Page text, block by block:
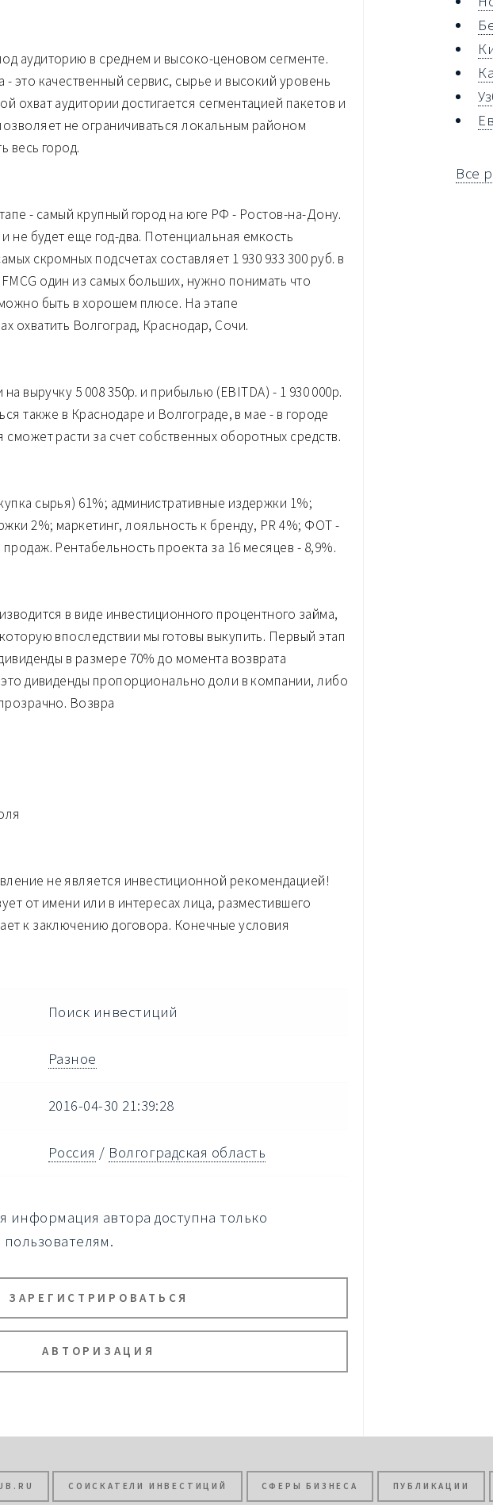
аудиторию в среднем и высоко-ценовом сегменте.
- это качественный сервис, сырье и высокий уровень
охват аудитории достигается сегментацией пакетов и
не ограничиваться локальным районом
весь город.
- самый крупный город на юге РФ - Ростов-на-Дону.
не будет еще год-два. Потенциальная емкость
скромных подсчетах составляет 1 930 933 300 руб. в
один из самых больших, нужно понимать что
быть в хорошем плюсе. На этапе
охватить Волгоград, Краснодар, Сочи.
выручку 5 008 350р. и прибылью (EBITDA) - 1 930 000р.
также в Краснодаре и Волгограде, в мае - в городе
расти за счет собственных оборотных средств.
сырья) 61%; административные издержки 1%;
2%; маркетинг, лояльность к бренду, PR 4%; ФОТ -
Рентабельность проекта за 16 месяцев - 8,9%.
в виде инвестиционного процентного займа,
впоследствии мы готовы выкупить. Первый этап
в размере 70% до момента возврата
это дивиденды пропорционально доли в компании, либо
Возвра
не является инвестиционной рекомендацией!
от имени или в интересах лица, разместившего
к заключению договора. Конечные условия
Поиск инвестиций
Разное
2016-04-30 21:39:28
Россия / Волгоградская область
информация автора доступна только
ЗАРЕГИСТРИРОВАТЬСЯ
АВТОРИЗАЦИЯ
Все
СОИСКАТЕЛИ ИНВЕСТИЦИЙ СФЕРЫ БИЗНЕСА ПУБЛИКАЦИИ